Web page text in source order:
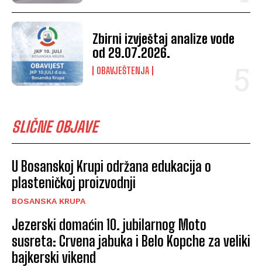
Zbirni izvještaj analize vode
od 29.07.2026.
OBAVJEŠTENJA
SLIČNE OBJAVE
U Bosanskoj Krupi održana edukacija o
plasteničkoj proizvodnji
BOSANSKA KRUPA
Jezerski domaćin 10. jubilarnog Moto
susreta: Crvena jabuka i Belo Kopche za veliki
bajkerski vikend